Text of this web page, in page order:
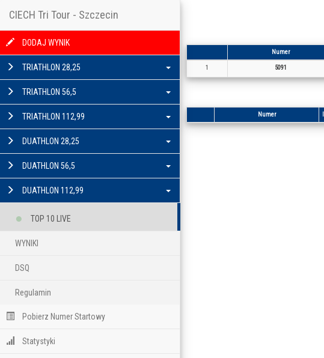
CIECH Tri Tour - Szczecin
DODAJ WYNIK
TRIATHLON 28,25
TRIATHLON 56,5
TRIATHLON 112,99
DUATHLON 28,25
DUATHLON 56,5
DUATHLON 112,99
TOP 10 LIVE
WYNIKI
DSQ
Regulamin
Pobierz Numer Startowy
Statystyki
Numer
1 5091
Numer